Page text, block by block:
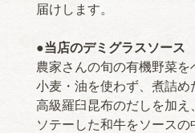
届けします。
●当店のデミグラスソース
農家さんの旬の有機野菜を
小麦・油を使わず、煮詰め
高級羅臼昆布のだしを加え、
ソテーした和牛をソースの